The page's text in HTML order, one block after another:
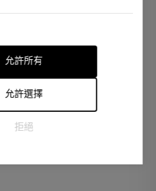
力的廣告，從而對發布者和第三方
允許所有
允許選擇
拒絕